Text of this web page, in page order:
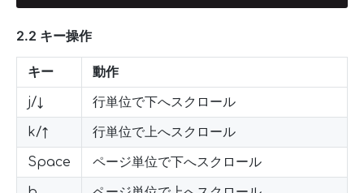
2.2 キー操作
キー 動作
j/↓ 行単位で下へスクロール
k/↑ 行単位で上へスクロール
Space ページ単位で下へスクロール